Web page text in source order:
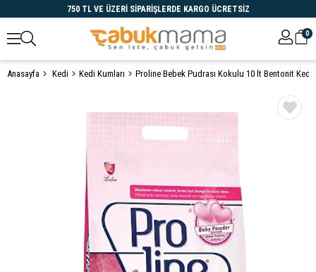
750 TL VE ÜZERİ SİPARİŞLERDE KARGO ÜCRETSİZ
0
Anasayfa Kedi Kedi Kumları Proline Bebek Pudrası Kokulu 10 lt Bentonit Kedi
Öne Çıkanlar